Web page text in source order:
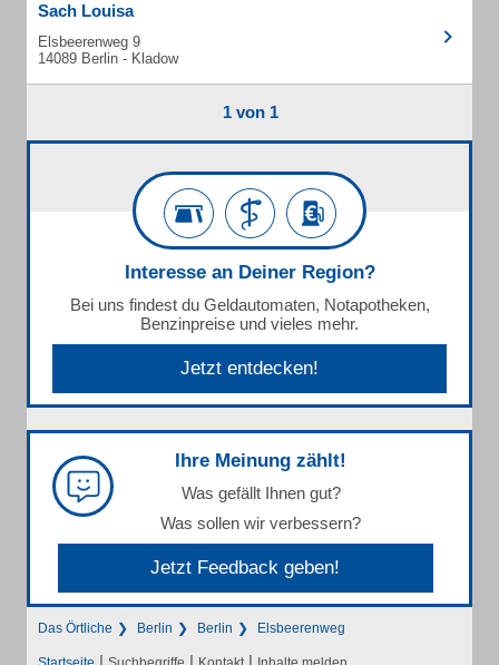
Sach Louisa
Elsbeerenweg 9
14089 Berlin - Kladow
1 von 1
Interesse an Deiner Region?
Bei uns findest du Geldautomaten, Notapotheken,
Benzinpreise und vieles mehr.
Jetzt entdecken!
Ihre Meinung zählt!
Was gefällt Ihnen gut?
Was sollen wir verbessern?
Jetzt Feedback geben!
Das Örtliche Berlin Berlin Elsbeerenweg
| | |